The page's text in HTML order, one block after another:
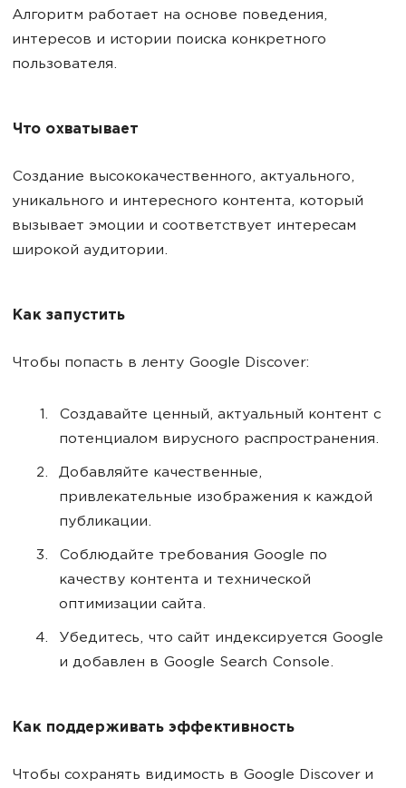
Алгоритм работает на основе поведения,
интересов и истории поиска конкретного
пользователя.
Что охватывает
Создание высококачественного, актуального,
уникального и интересного контента, который
вызывает эмоции и соответствует интересам
широкой аудитории.
Как запустить
Чтобы попасть в ленту Google Discover:
Создавайте ценный, актуальный контент с
потенциалом вирусного распространения.
Добавляйте качественные,
привлекательные изображения к каждой
публикации.
Соблюдайте требования Google по
качеству контента и технической
оптимизации сайта.
Убедитесь, что сайт индексируется Google
и добавлен в Google Search Console.
Как поддерживать эффективность
Чтобы сохранять видимость в Google Discover и